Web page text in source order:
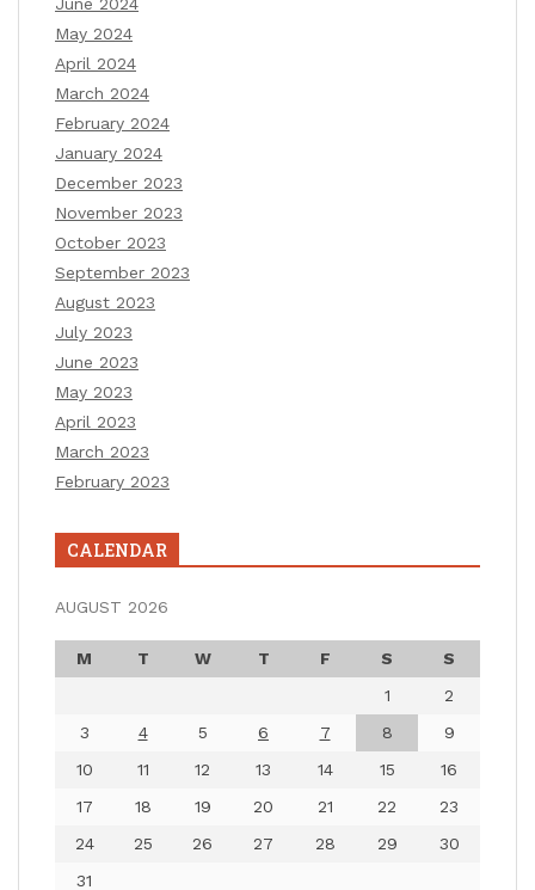
May 2024
April 2024
March 2024
February 2024
January 2024
December 2023
November 2023
October 2023
September 2023
August 2023
July 2023
June 2023
May 2023
April 2023
March 2023
February 2023
CALENDAR
AUGUST 2026
M T W T F S
S
1
2
3
4 5 6 7 8
9
10
11 12 13 14 15
16
17
18 19 20 21 22
23
24
25 26 27 28 29
30
31